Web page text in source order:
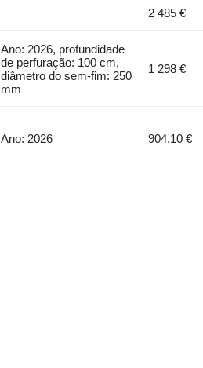
2 485 €
Ano: 2026, profundidade
de perfuração: 100 cm,
diâmetro do sem-fim: 250
mm
1 298 €
Ano: 2026 904,10 €